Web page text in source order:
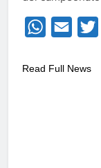
WhatsApp
Email
Read Full News